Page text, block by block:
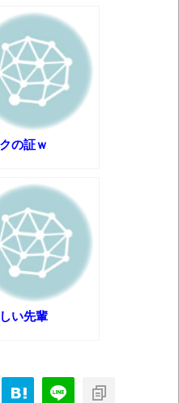
えてくれ
がアジア人にケンカ
ほか
郎『いつか深い穴に
たので感想を書きま
07/25
公式ガイド感想
二級建築士学科試験結
ルの中に入っている
のぼの]
から見てるんだけど
えないボク
の証ｗ
い先輩